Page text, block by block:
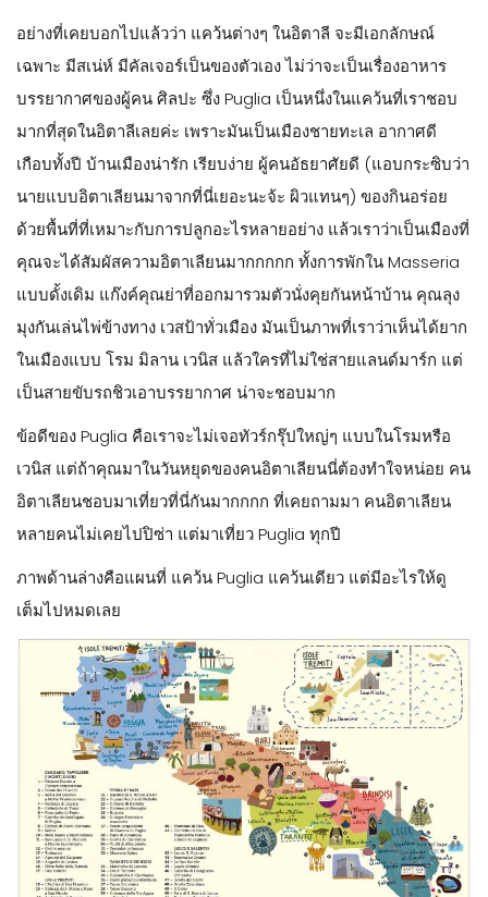
อย่างที่เคยบอกไปแล้วว่า แคว้นต่างๆ ในอิตาลี จะมีเอกลักษณ์
เฉพาะ มีสเน่ห์ มีคัลเจอร์เป็นของตัวเอง ไม่ว่าจะเป็นเรื่องอาหาร
บรรยากาศของผู้คน ศิลปะ ซึ่ง Puglia เป็นหนึ่งในแคว้นที่เราชอบ
มากที่สุดในอิตาลีเลยค่ะ เพราะมันเป็นเมืองชายทะเล อากาศดี
เกือบทั้งปี บ้านเมืองน่ารัก เรียบง่าย ผู้คนอัธยาศัยดี (แอบกระซิบว่า
นายแบบอิตาเลียนมาจากที่นี่เยอะนะจ้ะ ผิวแทนๆ) ของกินอร่อย
ด้วยพื้นที่ที่เหมาะกับการปลูกอะไรหลายอย่าง แล้วเราว่าเป็นเมืองที่
คุณจะได้สัมผัสความอิตาเลียนมากกกกก ทั้งการพักใน Masseria
แบบดั้งเดิม แก๊งค์คุณย่าที่ออกมารวมตัวนั่งคุยกันหน้าบ้าน คุณลุง
มุงกันเล่นไพ่ข้างทาง เวสป้าทั่วเมือง มันเป็นภาพที่เราว่าเห็นได้ยาก
ในเมืองแบบ โรม มิลาน เวนิส แล้วใครที่ไม่ใช่สายแลนด์มาร์ก แต่
เป็นสายขับรถชิวเอาบรรยากาศ น่าจะชอบมาก
ข้อดีของ Puglia คือเราจะไม่เจอทัวร์กรุ๊ปใหญ่ๆ แบบในโรมหรือ
เวนิส แต่ถ้าคุณมาในวันหยุดของคนอิตาเลียนนี่ต้องทำใจหน่อย คน
อิตาเลียนชอบมาเที่ยวที่นี่กันมากกกก ที่เคยถามมา คนอิตาเลียน
หลายคนไม่เคยไปปิซ่า แต่มาเที่ยว Puglia ทุกปี
ภาพด้านล่างคือแผนที่ แคว้น Puglia แคว้นเดียว แต่มีอะไรให้ดู
เต็มไปหมดเลย